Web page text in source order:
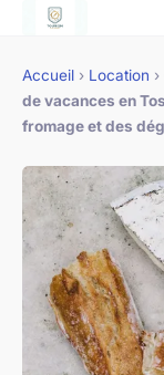
Accueil › Location ›
de vacances en
fromage et des